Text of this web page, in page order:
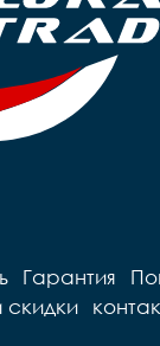
Гарантия
скидки